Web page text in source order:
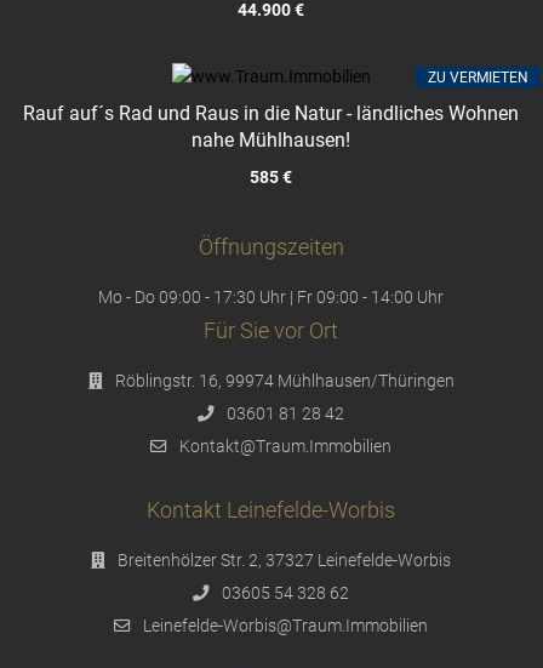
44.900 €
Rauf auf´s Rad und Raus in die Natur - ländliches Wohnen
nahe Mühlhausen!
585 €
ZU VERMIETEN
Öffnungszeiten
Mo - Do 09:00 - 17:30 Uhr | Fr 09:00 - 14:00 Uhr
Für Sie vor Ort
Röblingstr. 16, 99974 Mühlhausen/Thüringen
03601 81 28 42
Kontakt@Traum.Immobilien
Kontakt Leinefelde-Worbis
Breitenhölzer Str. 2, 37327 Leinefelde-Worbis
03605 54 328 62
Leinefelde-Worbis@Traum.Immobilien